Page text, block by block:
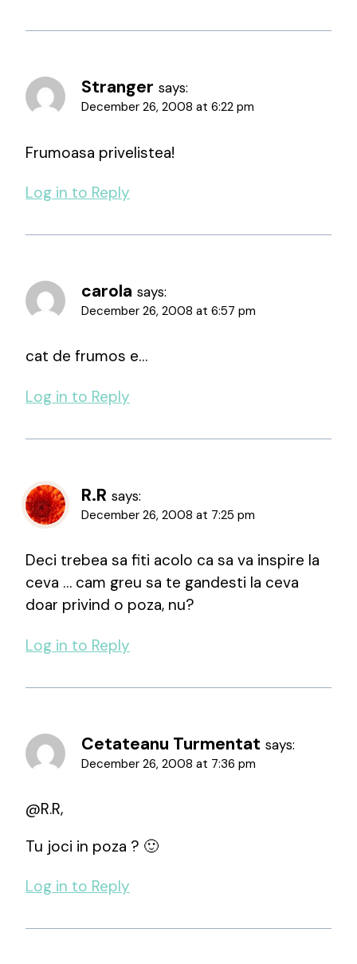
Stranger says:
December 26, 2008 at 6:22 pm
Frumoasa privelistea!
Log in to Reply
carola says:
December 26, 2008 at 6:57 pm
cat de frumos e…
Log in to Reply
R.R says:
December 26, 2008 at 7:25 pm
Deci trebea sa fiti acolo ca sa va inspire la
ceva … cam greu sa te gandesti la ceva
doar privind o poza, nu?
Log in to Reply
Cetateanu Turmentat says:
December 26, 2008 at 7:36 pm
@R.R,
Tu joci in poza ? 🙂
Log in to Reply